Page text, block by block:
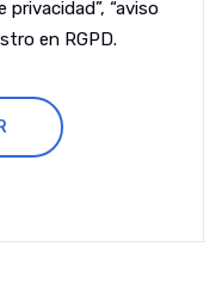
privacidad”, “aviso
en RGPD.